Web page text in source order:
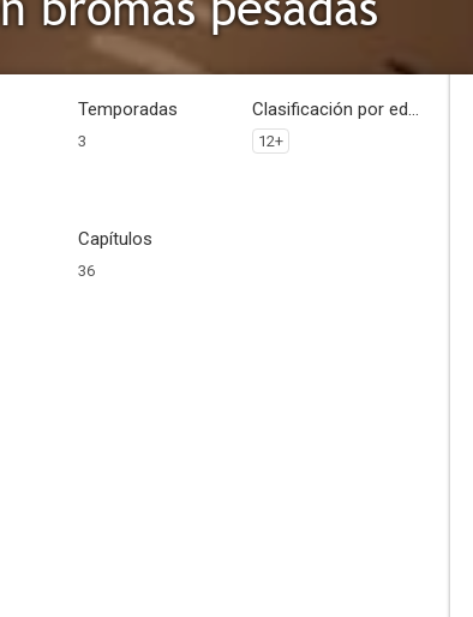
Temporadas
3
Clasificación por edades
12+
Capítulos
36